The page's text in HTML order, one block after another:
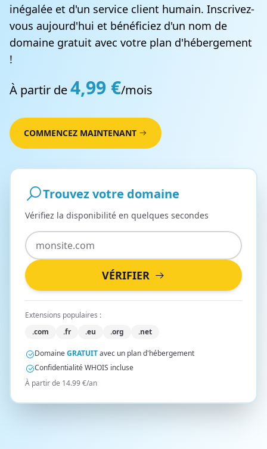
inégalée et d'un service client humain. Inscrivez-
vous aujourd'hui et bénéficiez d'un nom de
domaine gratuit avec votre plan d'hébergement
!
À partir de4,99 €/mois
COMMENCEZ MAINTENANT
Trouvez votre domaine
Vérifiez la disponibilité en quelques secondes
VÉRIFIER
Extensions populaires :
.com
.fr .eu .org .net
DomaineGRATUITavec un plan d'hébergement
Confidentialité WHOIS incluse
À partir de 14.99 €/an